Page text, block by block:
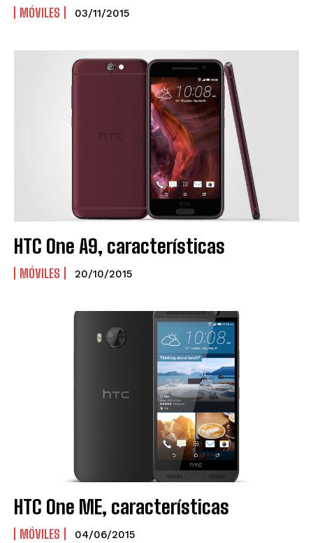
MÓVILES 03/11/2015
HTC One A9, características
MÓVILES 20/10/2015
HTC One ME, características
MÓVILES 04/06/2015